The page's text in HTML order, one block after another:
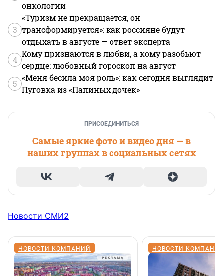
онкологии
3
«Туризм не прекращается, он
трансформируется»: как россияне будут
отдыхать в августе — ответ эксперта
4
Кому признаются в любви, а кому разобьют
сердце: любовный гороскоп на август
5
«Меня бесила моя роль»: как сегодня выглядит
Пуговка из «Папиных дочек»
ПРИСОЕДИНИТЬСЯ
Самые яркие фото и видео дня — в
наших группах в социальных сетях
Новости СМИ2
НОВОСТИ КОМПАНИЙ НОВОСТИ